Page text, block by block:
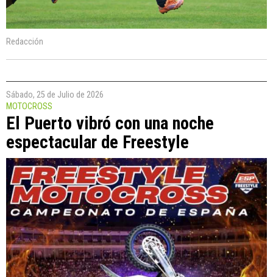
Redacción
Sábado, 25 de Julio de 2026
MOTOCROSS
El Puerto vibró con una noche
espectacular de Freestyle